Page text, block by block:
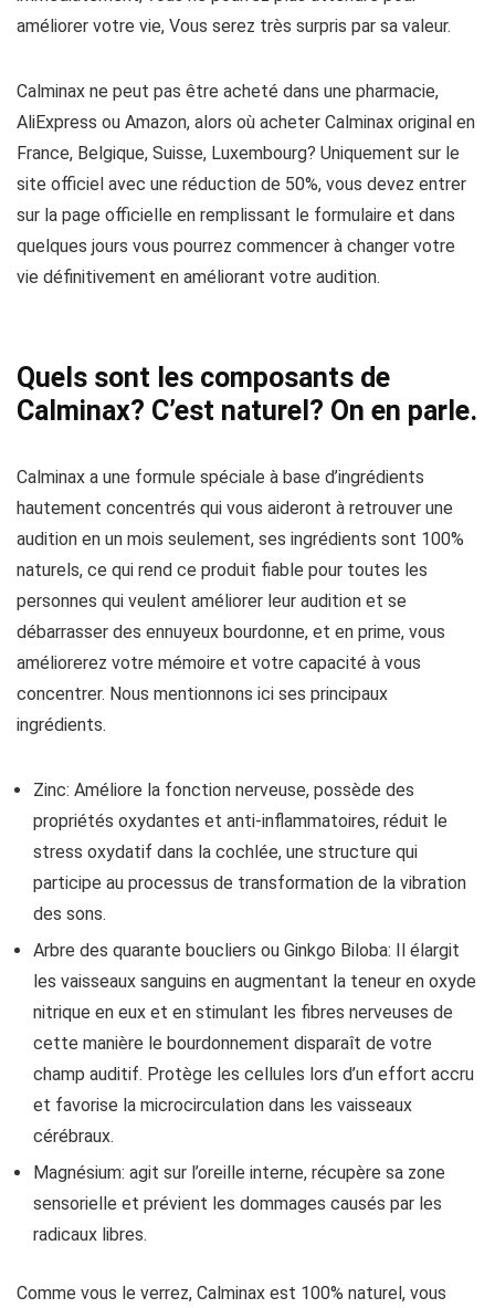
améliorer votre vie, Vous serez très surpris par sa valeur.
Calminax ne peut pas être acheté dans une pharmacie,
AliExpress ou Amazon, alors où acheter Calminax original en
France, Belgique, Suisse, Luxembourg? Uniquement sur le
site officiel avec une réduction de 50%, vous devez entrer
sur la page officielle en remplissant le formulaire et dans
quelques jours vous pourrez commencer à changer votre
vie définitivement en améliorant votre audition.
Quels sont les composants de
Calminax? C’est naturel? On en parle.
Calminax a une formule spéciale à base d’ingrédients
hautement concentrés qui vous aideront à retrouver une
audition en un mois seulement, ses ingrédients sont 100%
naturels, ce qui rend ce produit fiable pour toutes les
personnes qui veulent améliorer leur audition et se
débarrasser des ennuyeux bourdonne, et en prime, vous
améliorerez votre mémoire et votre capacité à vous
concentrer. Nous mentionnons ici ses principaux
ingrédients.
Zinc: Améliore la fonction nerveuse, possède des
propriétés oxydantes et anti-inflammatoires, réduit le
stress oxydatif dans la cochlée, une structure qui
participe au processus de transformation de la vibration
des sons.
Arbre des quarante boucliers ou Ginkgo Biloba: Il élargit
les vaisseaux sanguins en augmentant la teneur en oxyde
nitrique en eux et en stimulant les fibres nerveuses de
cette manière le bourdonnement disparaît de votre
champ auditif. Protège les cellules lors d’un effort accru
et favorise la microcirculation dans les vaisseaux
cérébraux.
Magnésium: agit sur l’oreille interne, récupère sa zone
sensorielle et prévient les dommages causés par les
radicaux libres.
Comme vous le verrez, Calminax est 100% naturel, vous